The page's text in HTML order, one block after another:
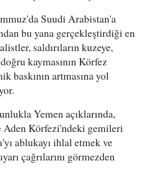
Suudi Arabistan'a
bu yana gerçekleştirdiği en
saldırıların kuzeye,
kaymasının Körfez
baskının artmasına yol
Yemen açıklarında,
Aden Körfezi'ndeki gemileri
ablukayı ihlal etmek ve
çağrılarını görmezden